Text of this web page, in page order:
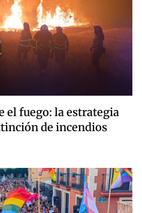
el fuego: la estrategia
de incendios